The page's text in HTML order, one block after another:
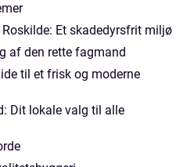
Et skadedyrsfrit miljø
af den rette fagmand
til et frisk og moderne
Dit lokale valg til alle